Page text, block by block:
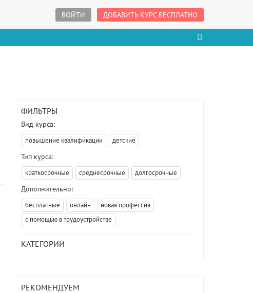
ВОЙТИ ДОБАВИТЬ КУРС БЕСПЛАТНО
ФИЛЬТРЫ
Вид курса:
повышение квалификации детские
Тип курса:
краткосрочные среднесрочные долгосрочные
Дополнительно:
бесплатные онлайн
новая профессия
с помощью в трудоустройстве
КАТЕГОРИИ
РЕКОМЕНДУЕМ